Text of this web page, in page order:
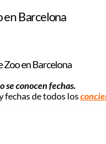
en Barcelona
Zooen Barcelona
se conocen fechas.
fechas de todos los